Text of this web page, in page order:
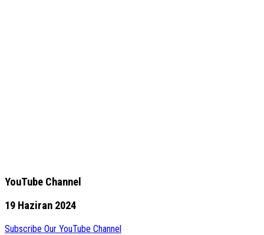
YouTube Channel
19 Haziran 2024
Subscribe Our YouTube Channel